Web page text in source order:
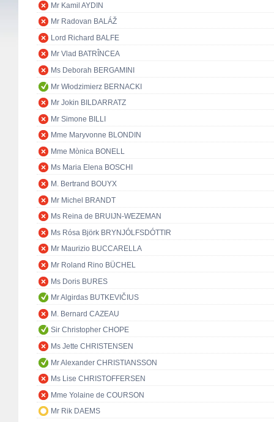
Mr Kamil AYDIN
Mr Radovan BALÁŽ
Lord Richard BALFE
Mr Vlad BATRÎNCEA
Ms Deborah BERGAMINI
Mr Włodzimierz BERNACKI
Mr Jokin BILDARRATZ
Mr Simone BILLI
Mme Maryvonne BLONDIN
Mme Mònica BONELL
Ms Maria Elena BOSCHI
M. Bertrand BOUYX
Mr Michel BRANDT
Ms Reina de BRUIJN-WEZEMAN
Ms Rósa Björk BRYNJÓLFSDÓTTIR
Mr Maurizio BUCCARELLA
Mr Roland Rino BÜCHEL
Ms Doris BURES
Mr Algirdas BUTKEVIČIUS
M. Bernard CAZEAU
Sir Christopher CHOPE
Ms Jette CHRISTENSEN
Mr Alexander CHRISTIANSSON
Ms Lise CHRISTOFFERSEN
Mme Yolaine de COURSON
Mr Rik DAEMS